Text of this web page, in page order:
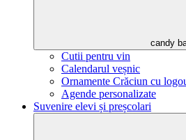
candy
Cutii pentru vin
Calendarul veșnic
Ornamente Crăciun cu
Agende personalizate
Suvenire elevi și preșcolari